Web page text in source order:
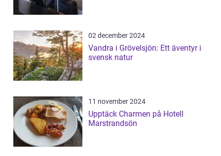
02 december 2024
Vandra i Grövelsjön: Ett äventyr i
svensk natur
11 november 2024
Upptäck Charmen på Hotell
Marstrandsön